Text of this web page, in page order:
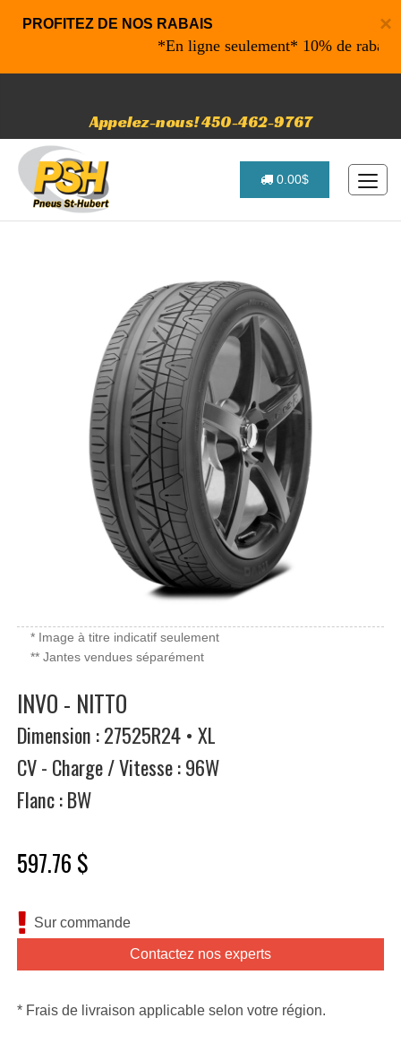
×
PROFITEZ DE NOS RABAIS
*En ligne seulement* 10% de rabais
Appelez-nous! 450-462-9767
0.00$
* Image à titre indicatif seulement
** Jantes vendues séparément
INVO - NITTO
Dimension : 27525R24 • XL
CV - Charge / Vitesse : 96W
Flanc : BW
597.76 $
Sur commande
Contactez nos experts
* Frais de livraison applicable selon votre région.